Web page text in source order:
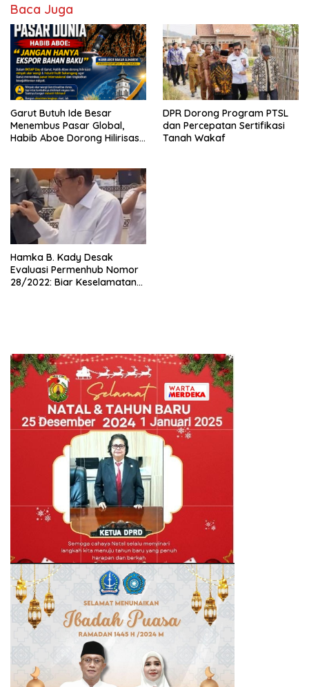
Baca Juga
Garut Butuh Ide Besar
Menembus Pasar Global,
Habib Aboe Dorong Hilirisasi
DPR Dorong Program PTSL
dan Percepatan Sertifikasi
Tanah Wakaf
Hamka B. Kady Desak
Evaluasi Permenhub Nomor
28/2022: Biar Keselamatan